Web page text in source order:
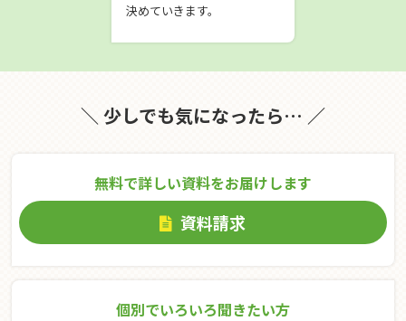
決めていきます。
＼ 少しでも気になったら… ／
無料で詳しい資料をお届けします
資料請求
個別でいろいろ聞きたい⽅